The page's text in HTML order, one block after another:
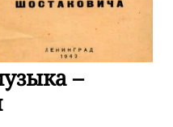
–